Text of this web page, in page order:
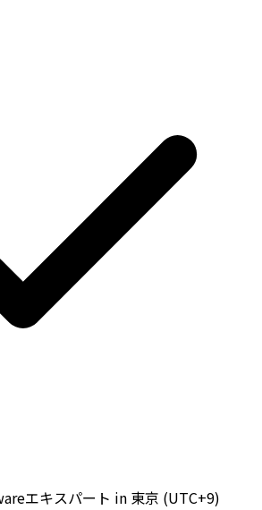
エキスパート in 東京 (UTC+9)